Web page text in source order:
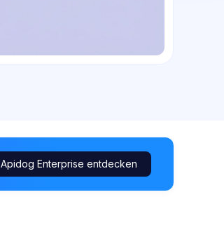
Apidog Enterprise entdecken